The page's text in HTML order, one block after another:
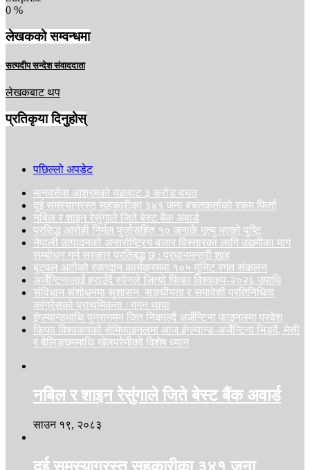
0 %
लेखकको सम्वन्धमा
सत्यदीप सन्देश संवाददाता
लेखकबाट थप
प्रतिकृया दिनुहोस्
पछिल्लो अपडेट
मानवसेवा आश्रमको यज्ञबाट ३ करोड बचत
दुई समस्याग्रस्त सहकारीका ३४१ जना बचतकर्ताको रकम फिर्ता
नबिल र शाइन रेसुंगाले जिते बेस्ट बैंक अवार्ड
प्रसिद्ध आरोही निर्मल पुर्जासहित १० जनाकै मृत्यु भएको पुष्टि
नेपाली उत्पादनको अन्तर्राष्ट्रिय बजार विस्तारका लागि उद्यमीका माग
सम्बोधन गर्न सरकार प्रतिबद्ध छ : प्रधानमन्त्री शाह
बुटवल अटोको रक्तदान कार्यक्रममा १०५ युनिट रगत संकलन
अर्जेन्टिनालाई हराउँदै स्पेनले जित्यो फिफा विश्वकप-२०२६ उपाधि
संविधान संशोधनमा सुशासन, सङ्घीयता र समावेशी प्रतिनिधित्व
कांग्रेसको प्राथमिकता : गगन थापा
इंग्ल्यान्डमाथि पुनरागमन जित निकाल्दै अर्जेन्टिना फाइनलमा प्रवेश
फिफा विश्वकपको सेमिफाइनलमा आज इंग्ल्यान्ड-अर्जेन्टिना भिड्दै, मेसी
र बेलिङ्घममाथि खेलप्रेमीको विशेष ध्यान
नबिल र शाइन रेसुंगाले जिते बेस्ट बैंक अवार्ड
साउन १९, २०८३